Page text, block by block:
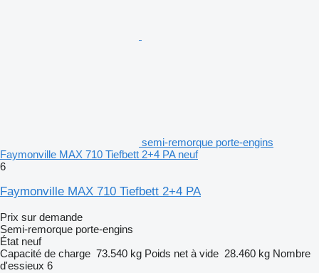
semi-remorque porte-engins
Faymonville MAX 710 Tiefbett 2+4 PA neuf
6
Faymonville MAX 710 Tiefbett 2+4 PA
Prix sur demande
Semi-remorque porte-engins
État neuf
Capacité de charge 73.540 kg Poids net à vide 28.460 kg Nombre
d'essieux 6